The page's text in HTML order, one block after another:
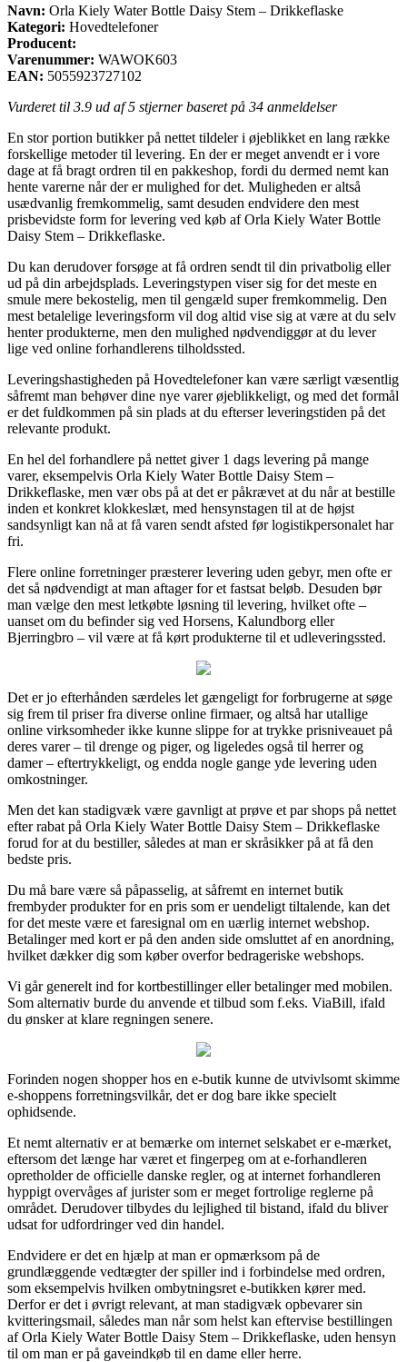
Navn: Orla Kiely Water Bottle Daisy Stem – Drikkeflaske
Kategori: Hovedtelefoner
Producent:
Varenummer: WAWOK603
EAN: 5055923727102
Vurderet til 3.9 ud af 5 stjerner baseret på 34 anmeldelser
En stor portion butikker på nettet tildeler i øjeblikket en lang række
forskellige metoder til levering. En der er meget anvendt er i vore
dage at få bragt ordren til en pakkeshop, fordi du dermed nemt kan
hente varerne når der er mulighed for det. Muligheden er altså
usædvanlig fremkommelig, samt desuden endvidere den mest
prisbevidste form for levering ved køb af Orla Kiely Water Bottle
Daisy Stem – Drikkeflaske.
Du kan derudover forsøge at få ordren sendt til din privatbolig eller
ud på din arbejdsplads. Leveringstypen viser sig for det meste en
smule mere bekostelig, men til gengæld super fremkommelig. Den
mest betalelige leveringsform vil dog altid vise sig at være at du selv
henter produkterne, men den mulighed nødvendiggør at du lever
lige ved online forhandlerens tilholdssted.
Leveringshastigheden på Hovedtelefoner kan være særligt væsentlig
såfremt man behøver dine nye varer øjeblikkeligt, og med det formål
er det fuldkommen på sin plads at du efterser leveringstiden på det
relevante produkt.
En hel del forhandlere på nettet giver 1 dags levering på mange
varer, eksempelvis Orla Kiely Water Bottle Daisy Stem –
Drikkeflaske, men vær obs på at det er påkrævet at du når at bestille
inden et konkret klokkeslæt, med hensynstagen til at de højst
sandsynligt kan nå at få varen sendt afsted før logistikpersonalet har
fri.
Flere online forretninger præsterer levering uden gebyr, men ofte er
det så nødvendigt at man aftager for et fastsat beløb. Desuden bør
man vælge den mest letkøbte løsning til levering, hvilket ofte –
uanset om du befinder sig ved Horsens, Kalundborg eller
Bjerringbro – vil være at få kørt produkterne til et udleveringssted.
Det er jo efterhånden særdeles let gængeligt for forbrugerne at søge
sig frem til priser fra diverse online firmaer, og altså har utallige
online virksomheder ikke kunne slippe for at trykke prisniveauet på
deres varer – til drenge og piger, og ligeledes også til herrer og
damer – eftertrykkeligt, og endda nogle gange yde levering uden
omkostninger.
Men det kan stadigvæk være gavnligt at prøve et par shops på nettet
efter rabat på Orla Kiely Water Bottle Daisy Stem – Drikkeflaske
forud for at du bestiller, således at man er skråsikker på at få den
bedste pris.
Du må bare være så påpasselig, at såfremt en internet butik
frembyder produkter for en pris som er uendeligt tiltalende, kan det
for det meste være et faresignal om en uærlig internet webshop.
Betalinger med kort er på den anden side omsluttet af en anordning,
hvilket dækker dig som køber overfor bedrageriske webshops.
Vi går generelt ind for kortbestillinger eller betalinger med mobilen.
Som alternativ burde du anvende et tilbud som f.eks. ViaBill, ifald
du ønsker at klare regningen senere.
Forinden nogen shopper hos en e-butik kunne de utvivlsomt skimme
e-shoppens forretningsvilkår, det er dog bare ikke specielt
ophidsende.
Et nemt alternativ er at bemærke om internet selskabet er e-mærket,
eftersom det længe har været et fingerpeg om at e-forhandleren
opretholder de officielle danske regler, og at internet forhandleren
hyppigt overvåges af jurister som er meget fortrolige reglerne på
området. Derudover tilbydes du lejlighed til bistand, ifald du bliver
udsat for udfordringer ved din handel.
Endvidere er det en hjælp at man er opmærksom på de
grundlæggende vedtægter der spiller ind i forbindelse med ordren,
som eksempelvis hvilken ombytningsret e-butikken kører med.
Derfor er det i øvrigt relevant, at man stadigvæk opbevarer sin
kvitteringsmail, således man når som helst kan eftervise bestillingen
af Orla Kiely Water Bottle Daisy Stem – Drikkeflaske, uden hensyn
til om man er på gaveindkøb til en dame eller herre.